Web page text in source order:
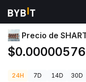
Precios de Criptomonedas
Precio de
$0.00000576
24H 7D 14D 30D